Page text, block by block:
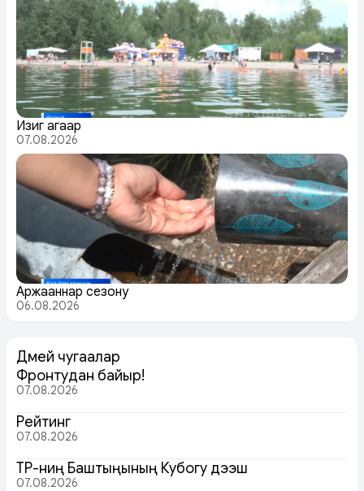
Изиг агаар
07.08.2026
Аржааннар сезону
06.08.2026
Дөмей чугаалар
Фронтудан байыр!
07.08.2026
Рейтинг
07.08.2026
ТР-ниң Баштыңының Кубогу дээш
07.08.2026